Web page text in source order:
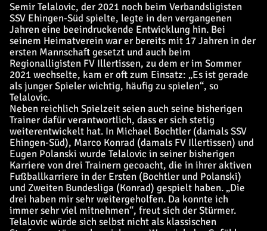
Semir Telalovic, der 2021 noch beim Verbandsligisten
SSV Ehingen-Süd spielte, legte in den vergangenen
Jahren eine beeindruckende Entwicklung hin. Bei
seinem Heimatverein war er bereits mit 17 Jahren in der
ersten Mannschaft gesetzt und auch beim
Regionalligisten FV Illertissen, zu dem er im Sommer
2021 wechselte, kam er oft zum Einsatz: „Es ist gerade
als junger Spieler wichtig, häufig zu spielen“, so
Telalovic.
Neben reichlich Spielzeit seien auch seine bisherigen
Trainer dafür verantwortlich, dass er sich stetig
weiterentwickelt hat. In Michael Bochtler (damals SSV
Ehingen-Süd), Marco Konrad (damals FV Illertissen) und
Eugen Polanski wurde Telalovic in seiner bisherigen
Karriere von drei Trainern gecoacht, die in ihrer aktiven
Fußballkarriere in der Ersten (Bochtler und Polanski)
und Zweiten Bundesliga (Konrad) gespielt haben. „Die
drei haben mir sehr weitergeholfen. Da konnte ich
immer sehr viel mitnehmen“, freut sich der Stürmer.
Telalovic würde sich selbst nicht als klassischen